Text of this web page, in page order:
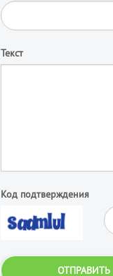
Текст
Код подтверждения
ОТПРАВИТЬ